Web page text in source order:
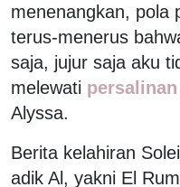
menenangkan, pola
terus-menerus
saja, jujur saja aku
melewati persalinan
Alyssa.
Berita kelahiran
adik Al, yakni El